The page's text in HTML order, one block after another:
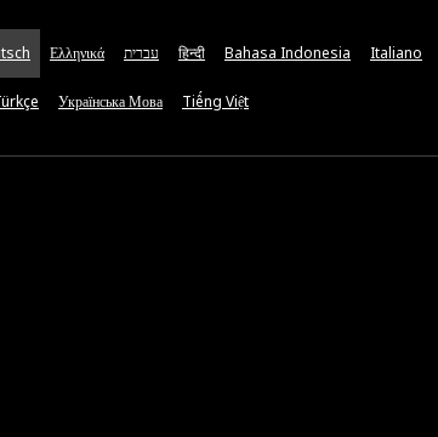
Ελληνικά עברית हिन्दी Bahasa Indonesia Italiano
Українська Мова Tiếng Việt